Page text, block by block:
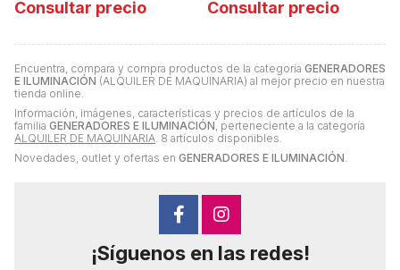
Encuentra, compara y compra productos de la categoría GENERADORES
E ILUMINACIÓN (ALQUILER DE MAQUINARIA) al mejor precio en nuestra
tienda online.
Información, imágenes, características y precios de artículos de la
familia GENERADORES E ILUMINACIÓN, perteneciente a la categoría
ALQUILER DE MAQUINARIA. 8 artículos disponibles.
Novedades, outlet y ofertas en GENERADORES E ILUMINACIÓN.
Consultar precio Consultar precio
¡Síguenos en las redes!